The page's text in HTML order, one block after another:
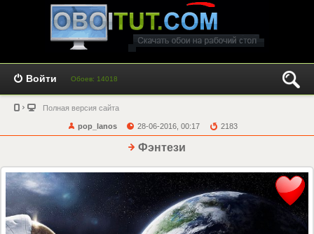
Войти Обоев: 14018
Полная версия сайта
pop_lanos 28-06-2016, 00:17 2183
Фэнтези